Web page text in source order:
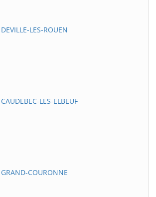
LES-ROUEN
LES-ELBEUF
COURONNE